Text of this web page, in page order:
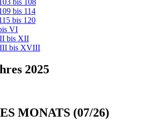
bis 108
bis 114
bis 120
VI
bis XII
bis XVIII
2025
MONATS (07/26)